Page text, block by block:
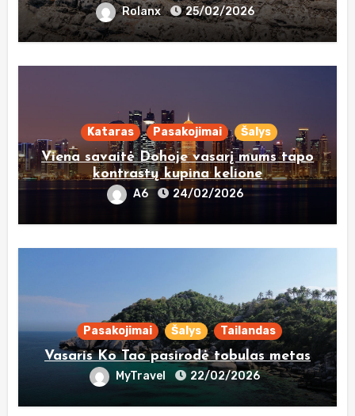
Rolanx 25/02/2026
Kataras Pasakojimai Šalys
Viena savaitė Dohoje vasarį mums tapo
kontrastų kupina kelione
A6 24/02/2026
Pasakojimai Šalys Tailandas
Vasaris Ko Tao pasirodė tobulas metas
MyTravel 22/02/2026